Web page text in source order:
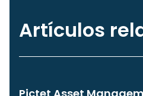
Artículos